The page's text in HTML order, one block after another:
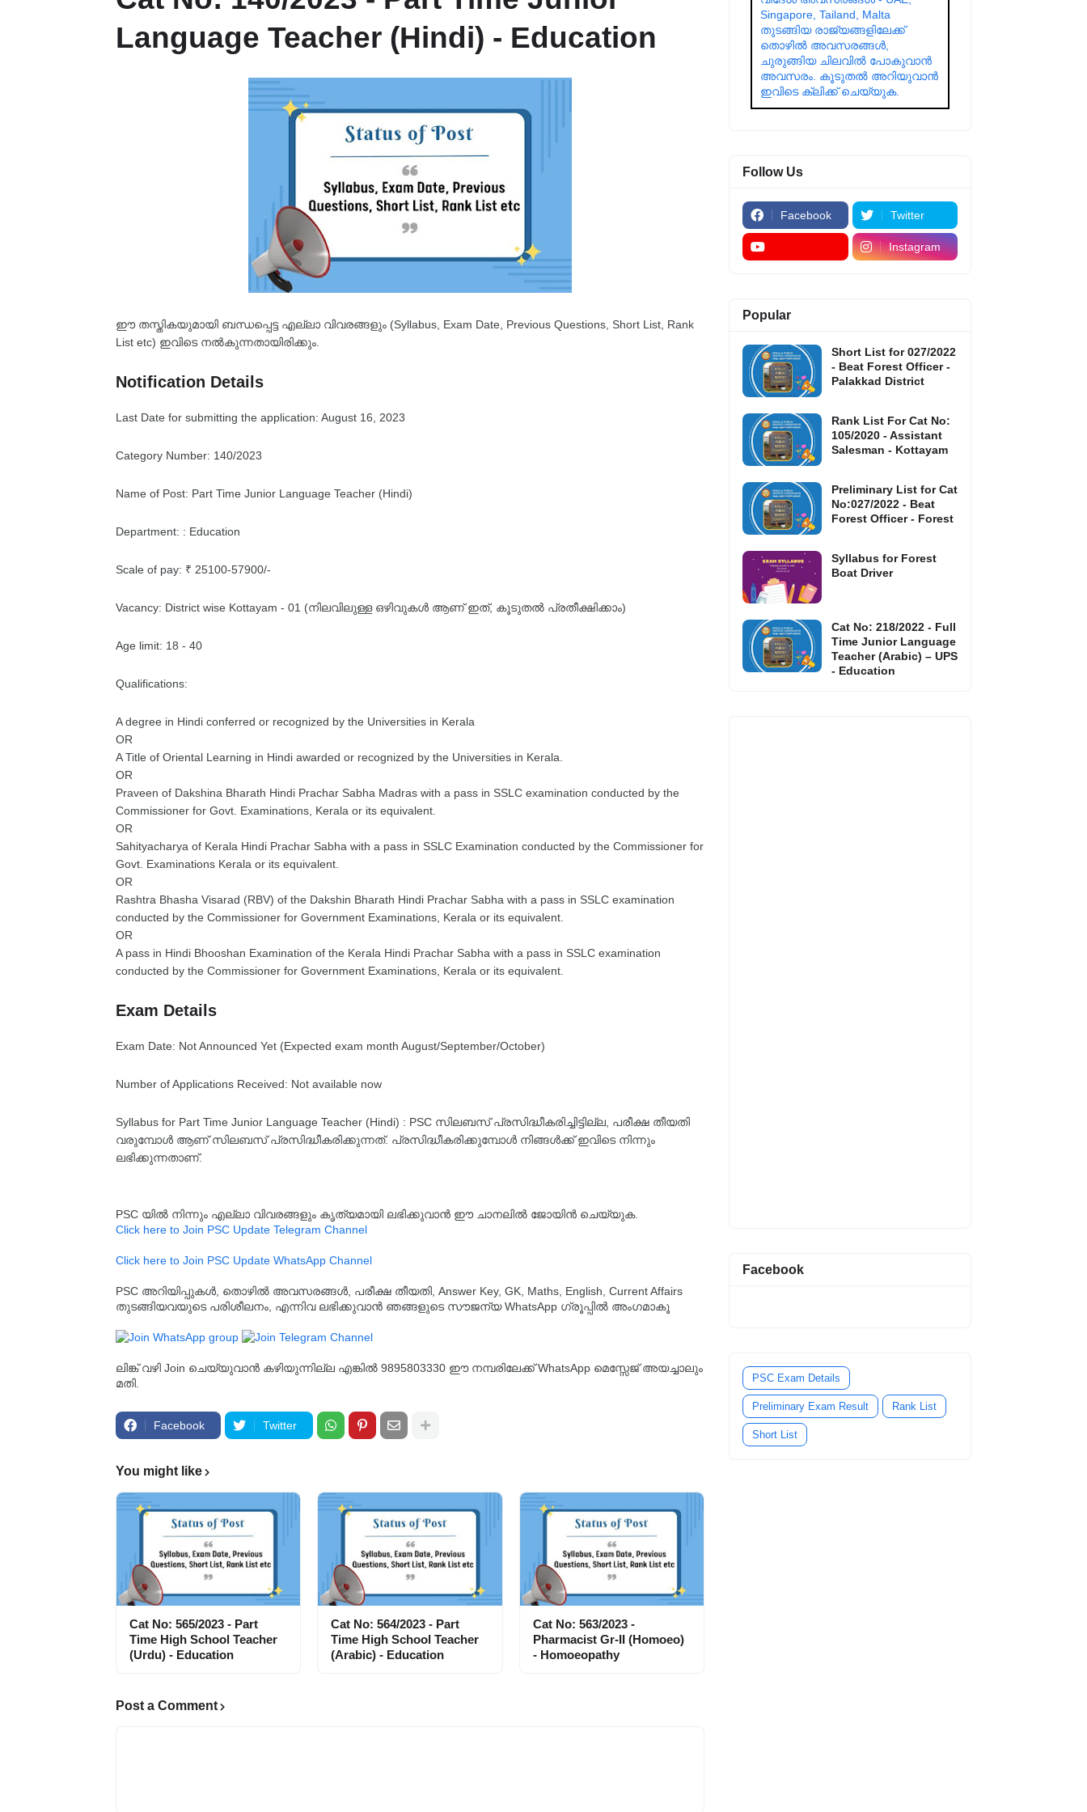
Language Teacher (Hindi) - Education
ഈ തസ്തികയുമായി ബന്ധപ്പെട്ട എല്ലാ വിവരങ്ങളും (Syllabus, Exam Date, Previous Questions, Short List, Rank
List etc) ഇവിടെ നൽകുന്നതായിരിക്കും.
Notification Details
Last Date for submitting the application: August 16, 2023
Category Number: 140/2023
Name of Post: Part Time Junior Language Teacher (Hindi)
Department: : Education
Scale of pay: ₹ 25100-57900/-
Vacancy: District wise Kottayam - 01 (നിലവിലുള്ള ഒഴിവുകൾ ആണ് ഇത്, കൂടുതൽ പ്രതീക്ഷിക്കാം)
Age limit: 18 - 40
Qualifications:
A degree in Hindi conferred or recognized by the Universities in Kerala
OR
A Title of Oriental Learning in Hindi awarded or recognized by the Universities in Kerala.
OR
Praveen of Dakshina Bharath Hindi Prachar Sabha Madras with a pass in SSLC examination conducted by the
Commissioner for Govt. Examinations, Kerala or its equivalent.
OR
Sahityacharya of Kerala Hindi Prachar Sabha with a pass in SSLC Examination conducted by the Commissioner for
Govt. Examinations Kerala or its equivalent.
OR
Rashtra Bhasha Visarad (RBV) of the Dakshin Bharath Hindi Prachar Sabha with a pass in SSLC examination
conducted by the Commissioner for Government Examinations, Kerala or its equivalent.
OR
A pass in Hindi Bhooshan Examination of the Kerala Hindi Prachar Sabha with a pass in SSLC examination
conducted by the Commissioner for Government Examinations, Kerala or its equivalent.
Exam Details
Exam Date: Not Announced Yet (Expected exam month August/September/October)
Number of Applications Received: Not available now
Syllabus for Part Time Junior Language Teacher (Hindi) : PSC സിലബസ് പ്രസിദ്ധീകരിച്ചിട്ടില്ല, പരീക്ഷ തീയതി
വരുമ്പോൾ ആണ് സിലബസ് പ്രസിദ്ധീകരിക്കുന്നത്. പ്രസിദ്ധീകരിക്കുമ്പോൾ നിങ്ങൾക്ക് ഇവിടെ നിന്നും
ലഭിക്കുന്നതാണ്.
PSC യിൽ നിന്നും എല്ലാ വിവരങ്ങളും കൃത്യമായി ലഭിക്കുവാൻ ഈ ചാനലിൽ ജോയിൻ ചെയ്യുക.
Click here to Join PSC Update Telegram Channel
Click here to Join PSC Update WhatsApp Channel
PSC അറിയിപ്പുകൾ, തൊഴിൽ അവസരങ്ങൾ, പരീക്ഷ തീയതി, Answer Key, GK, Maths, English, Current Affairs
തുടങ്ങിയവയുടെ പരിശീലനം, എന്നിവ ലഭിക്കുവാൻ ഞങ്ങളുടെ സൗജന്യ WhatsApp ഗ്രൂപ്പിൽ അംഗമാകൂ
ലിങ്ക് വഴി Join ചെയ്യുവാൻ കഴിയുന്നില്ല എങ്കിൽ 9895803330 ഈ നമ്പരിലേക്ക് WhatsApp മെസ്സേജ് അയച്ചാലും
മതി.
Facebook Twitter
You might like
Cat No: 565/2023 - Part
Time High School Teacher
(Urdu) - Education
Cat No: 564/2023 - Part
Time High School Teacher
(Arabic) - Education
Cat No: 563/2023 -
Pharmacist Gr-II (Homoeo)
- Homoeopathy
Post a Comment
Singapore, Tailand, Malta
തുടങ്ങിയ രാജ്യങ്ങളിലേക്ക്
തൊഴിൽ അവസരങ്ങൾ,
ചുരുങ്ങിയ ചിലവിൽ പോകുവാൻ
അവസരം. കൂടുതൽ അറിയുവാൻ
ഇവിടെ ക്ലിക്ക് ചെയ്യുക.
Follow Us
Facebook Twitter
Instagram
Popular
Short List for 027/2022
- Beat Forest Officer -
Palakkad District
Rank List For Cat No:
105/2020 - Assistant
Salesman - Kottayam
Preliminary List for Cat
No:027/2022 - Beat
Forest Officer - Forest
Syllabus for Forest
Boat Driver
Cat No: 218/2022 - Full
Time Junior Language
Teacher (Arabic) – UPS
- Education
Facebook
PSC Exam Details
Preliminary Exam Result Rank List
Short List